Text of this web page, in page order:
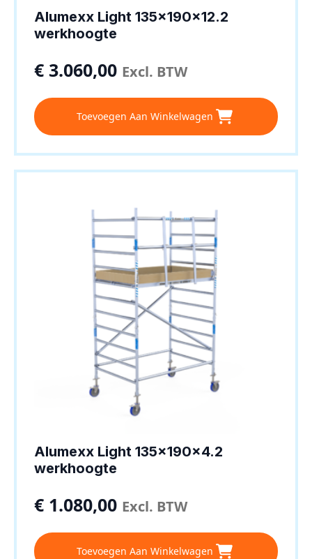
Alumexx Light 135x190x12.2
werkhoogte
€ 3.060,00 Excl. BTW
Toevoegen Aan Winkelwagen
Alumexx Light 135x190x4.2
werkhoogte
€ 1.080,00 Excl. BTW
Toevoegen Aan Winkelwagen